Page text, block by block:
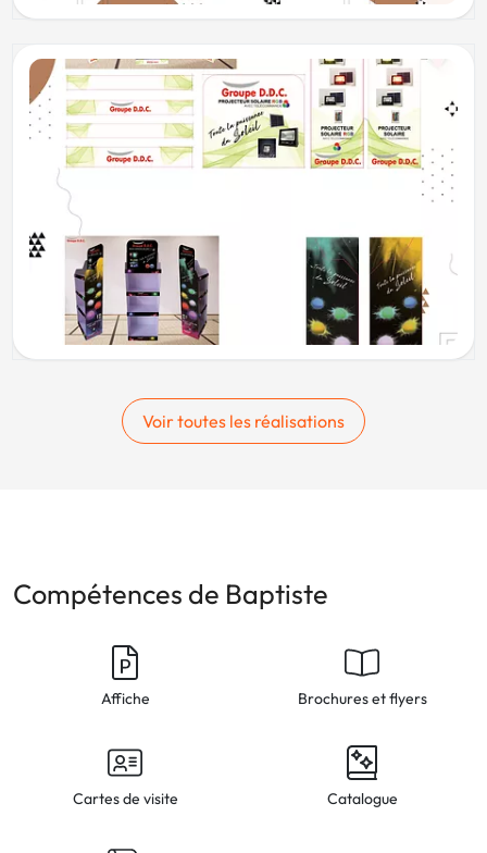
Voir toutes les réalisations
Compétences de Baptiste
Affiche Brochures et flyers
Cartes de visite Catalogue